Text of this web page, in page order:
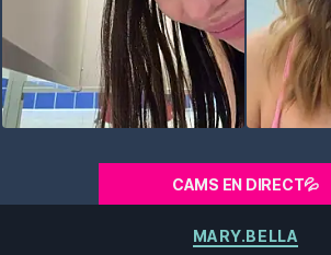
CAMS EN DIRECT💦
Catégories
MARY.BELLA